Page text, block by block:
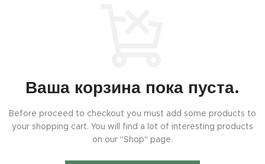
Ваша корзина пока пуста.
Before proceed to checkout you must add some products to
your shopping cart. You will find a lot of interesting products
on our "Shop" page.